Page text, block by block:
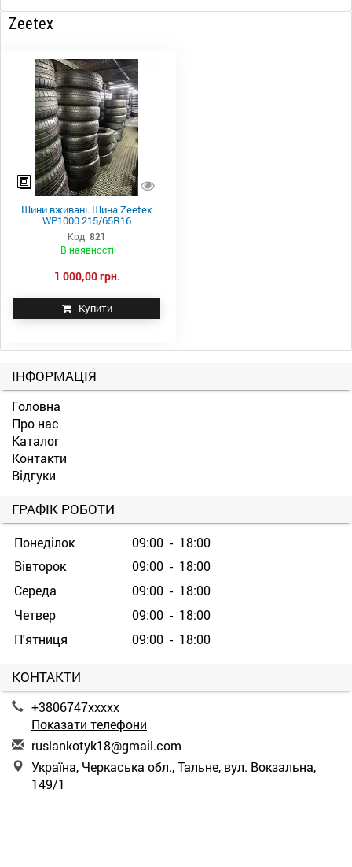
Zeetex
Шини вживані. Шина Zeetex
WP1000 215/65R16
Код: 821
В наявності
1 000,00 грн.
Купити
ІНФОРМАЦІЯ
Головна
Про нас
Каталог
Контакти
Відгуки
ГРАФІК РОБОТИ
Понеділок
09:00 - 18:00
Вівторок
09:00 - 18:00
Середа
09:00 - 18:00
Четвер
09:00 - 18:00
П'ятниця
09:00 - 18:00
КОНТАКТИ
+3806747xxxxx
Показати телефони
ruslankotyk18@gmail.com
Україна, Черкаська обл., Тальне, вул. Вокзальна,
149/1